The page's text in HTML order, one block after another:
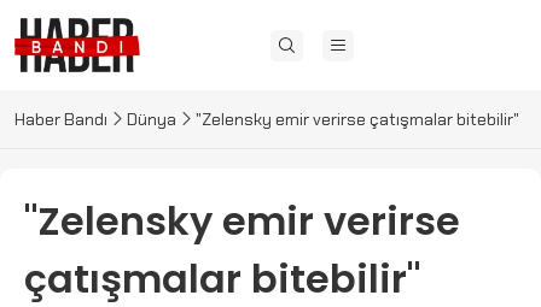
Haber Bandı Dünya "Zelensky emir verirse çatışmalar bitebilir"
"Zelensky emir verirse
çatışmalar bitebilir"